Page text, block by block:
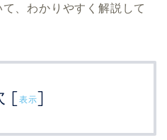
て、わかりやすく解説して
[表示]